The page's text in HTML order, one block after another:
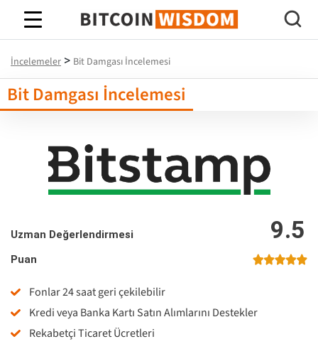
Bitcoin Bilgeliği
İncelemeler > Bit Damgası İncelemesi
Bit Damgası İncelemesi
Uzman Değerlendirmesi 9.5
Puan
Fonlar 24 saat geri çekilebilir
Kredi veya Banka Kartı Satın Alımlarını Destekler
Rekabetçi Ticaret Ücretleri